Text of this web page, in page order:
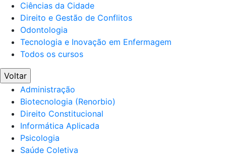
Ciências da Cidade
Direito e Gestão de Conflitos
Odontologia
Tecnologia e Inovação em Enfermagem
Todos os cursos
Voltar
Administração
Biotecnologia (Renorbio)
Direito Constitucional
Informática Aplicada
Psicologia
Saúde Coletiva